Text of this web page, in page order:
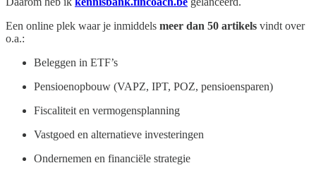
Een online plek waar je inmiddels meer dan 50 artikels vindt over
o.a.:
Beleggen in ETF’s
Pensioenopbouw (VAPZ, IPT, POZ, pensioensparen)
Fiscaliteit en vermogensplanning
Vastgoed en alternatieve investeringen
Ondernemen en financiële strategie